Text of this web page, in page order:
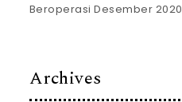
Beroperasi Desember 2020
Archives